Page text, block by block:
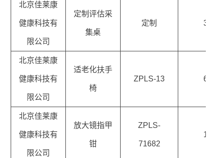
北京佳莱康
健康科技有
限公司
定制评估采
集桌
定制 3
北京佳莱康
健康科技有
限公司
适老化扶手
椅
ZPLS-13 6
北京佳莱康
健康科技有
限公司
放大镜指甲
钳
ZPLS-
71682
1